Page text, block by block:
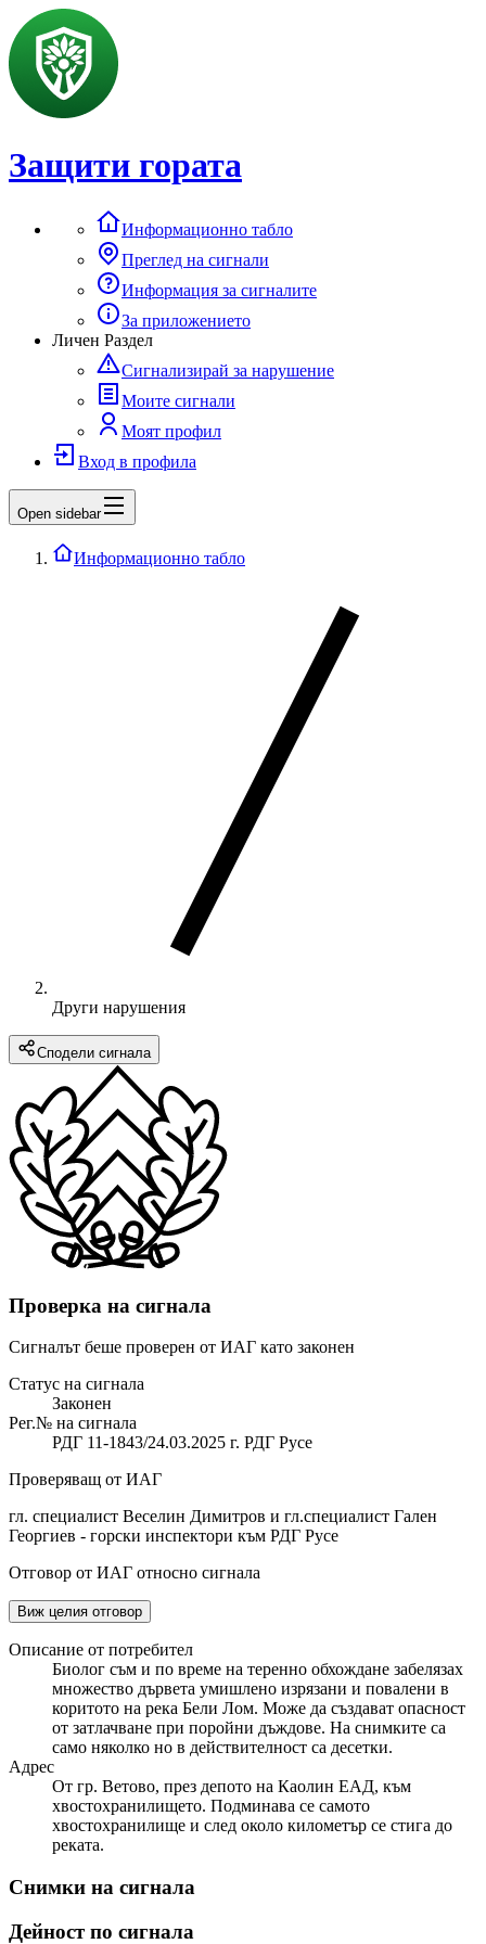
Защити гората
Информационно табло
Преглед на сигнали
Информация за сигналите
За приложението
Личен Раздел
Сигнализирай за нарушение
Моите сигнали
Моят профил
Вход в профила
Open sidebar
Информационно табло
Други нарушения
Сподели сигнала
Проверка на сигнала
Сигналът беше проверен от ИАГ като законен
Статус на сигнала
Законен
Рег.№ на сигнала
РДГ 11-1843/24.03.2025 г. РДГ Русе
Проверяващ от ИАГ
гл. специалист Веселин Димитров и гл.специалист Гален
Георгиев - горски инспектори към РДГ Русе
Отговор от ИАГ относно сигнала
Виж целия отговор
Описание от потребител
Биолог съм и по време на теренно обхождане забелязах
множество дървета умишлено изрязани и повалени в
коритото на река Бели Лом. Може да създават опасност
от затлачване при поройни дъждове. На снимките са
само няколко но в действителност са десетки.
Адрес
От гр. Ветово, през депото на Каолин ЕАД, към
хвостохранилището. Подминава се самото
хвостохранилище и след около километър се стига до
реката.
Снимки на сигнала
Дейност по сигнала